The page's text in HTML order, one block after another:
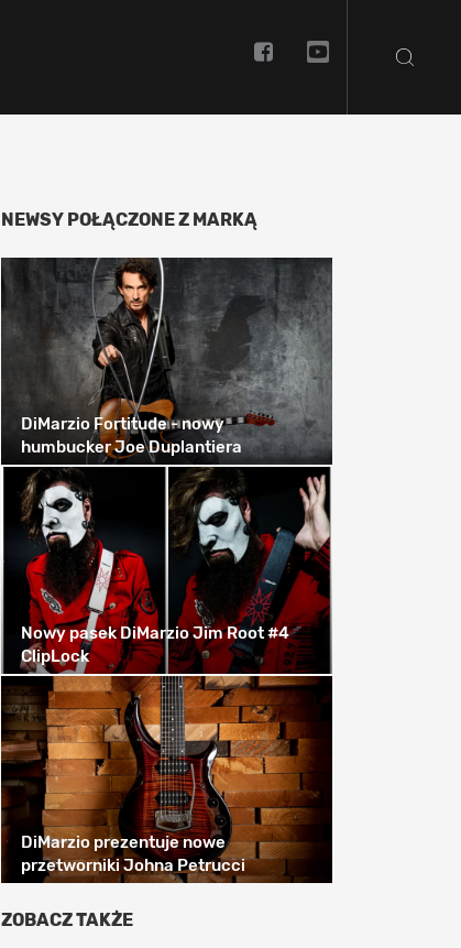
NEWSY POŁĄCZONE Z MARKĄ
DiMarzio Fortitude - nowy
humbucker Joe Duplantiera
Nowy pasek DiMarzio Jim Root #4
ClipLock
DiMarzio prezentuje nowe
przetworniki Johna Petrucci
ZOBACZ TAKŻE